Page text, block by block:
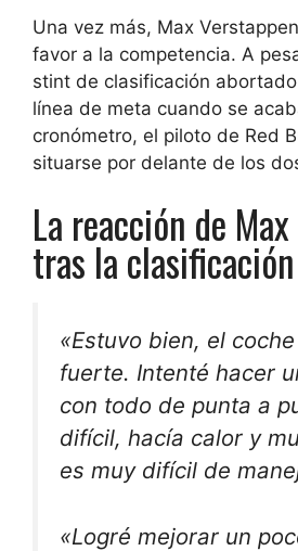
Una vez más, Max
favor a la competencia. A
stint de clasificación
línea de meta cuando se
cronómetro, el piloto de Red
situarse por delante de los
La reacción de
tras la clasificación
«Estuvo bien, el
fuerte. Intenté hacer
con todo de punta a
difícil, hacía calor y
es muy difícil de
«Logré mejorar un